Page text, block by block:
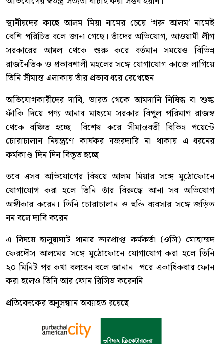
স্থানীয়দের কাছে আলম মিয়া নামের চেয়ে ‘গরু আলম’ নামেই
বেশি পরিচিত বলে জানা গেছে। তাঁদের অভিযোগ, আওয়ামী লীগ
সরকারের আমল থেকে শুরু করে বর্তমান সময়েও বিভিন্ন
রাজনৈতিক ও প্রভাবশালী মহলের সঙ্গে যোগাযোগ কাজে লাগিয়ে
তিনি সীমান্ত এলাকায় তাঁর প্রভাব ধরে রেখেছেন।
অভিযোগকারীদের দাবি, ভারত থেকে আমদানি নিষিদ্ধ বা শুল্ক
ফাঁকি দিয়ে পণ্য আনার মাধ্যমে সরকার বিপুল পরিমাণ রাজস্ব
থেকে বঞ্চিত হচ্ছে। বিশেষ করে সীমান্তবর্তী বিভিন্ন পয়েন্টে
চোরাচালান নিয়ন্ত্রণে কার্যকর নজরদারি না থাকায় এ ধরনের
কর্মকাণ্ড দিন দিন বিস্তৃত হচ্ছে।
তবে এসব অভিযোগের বিষয়ে আলম মিয়ার সঙ্গে মুঠোফোনে
যোগাযোগ করা হলে তিনি তাঁর বিরুদ্ধে আনা সব অভিযোগ
অস্বীকার করেন। তিনি চোরাচালান ও হুন্ডি ব্যবসার সঙ্গে জড়িত
নন বলে দাবি করেন।
এ বিষয়ে হালুয়াঘাট থানার ভারপ্রাপ্ত কর্মকর্তা (ওসি) মোহাম্মদ
ফেরদৌস আলমের সঙ্গে মুঠোফোনে যোগাযোগ করা হলে তিনি
২০ মিনিট পর কথা বলবেন বলে জানান। পরে একাধিকবার ফোন
করা হলেও তিনি আর ফোন রিসিভ করেননি।
প্রতিবেদকের অনুসন্ধান অব্যাহত রয়েছে।